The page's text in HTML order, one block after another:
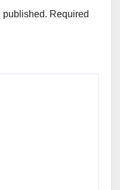
published. Required